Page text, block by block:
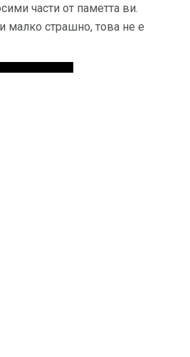
части от паметта ви.
малко страшно, това не е